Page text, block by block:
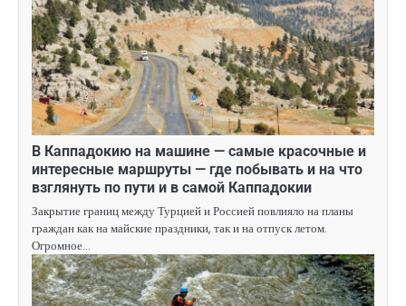
В Каппадокию на машине — самые красочные и
интересные маршруты — где побывать и на что
взглянуть по пути и в самой Каппадокии
Закрытие границ между Турцией и Россией повлияло на планы
граждан как на майские праздники, так и на отпуск летом.
Огромное…